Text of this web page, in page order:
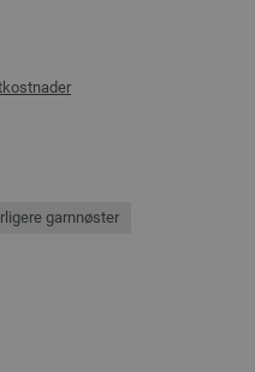
garnnøster